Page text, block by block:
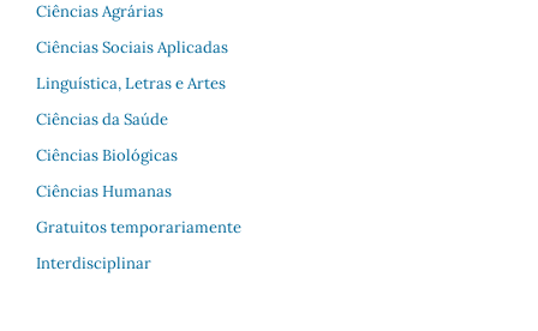
Ciências Agrárias
Ciências Sociais Aplicadas
Linguística, Letras e Artes
Ciências da Saúde
Ciências Biológicas
Ciências Humanas
Gratuitos temporariamente
Interdisciplinar